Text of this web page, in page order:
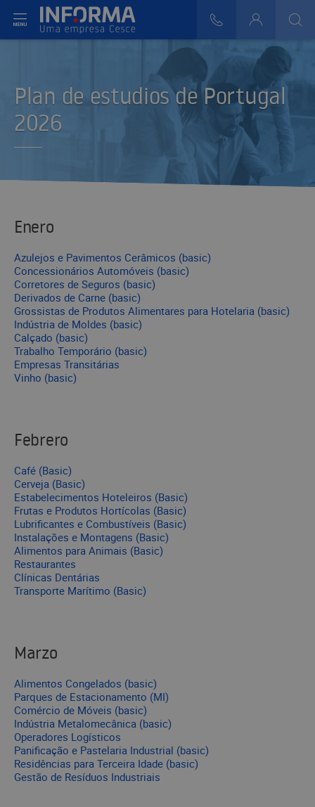
808 29 30 29
Login
Plan de estudios de Portugal
2026
Enero
Azulejos e Pavimentos Cerâmicos (basic)
Concessionários Automóveis (basic)
Corretores de Seguros (basic)
Derivados de Carne (basic)
Grossistas de Produtos Alimentares para Hotelaria (basic)
Indústria de Moldes (basic)
Calçado (basic)
Trabalho Temporário (basic)
Empresas Transitárias
Vinho (basic)
Febrero
Café (Basic)
Cerveja (Basic)
Estabelecimentos Hoteleiros (Basic)
Frutas e Produtos Hortícolas (Basic)
Lubrificantes e Combustíveis (Basic)
Instalações e Montagens (Basic)
Alimentos para Animais (Basic)
Restaurantes
Clínicas Dentárias
Transporte Marítimo (Basic)
Marzo
Alimentos Congelados (basic)
Parques de Estacionamento (MI)
Comércio de Móveis (basic)
Indústria Metalomecânica (basic)
Operadores Logísticos
Panificação e Pastelaria Industrial (basic)
Residências para Terceira Idade (basic)
Gestão de Resíduos Industriais